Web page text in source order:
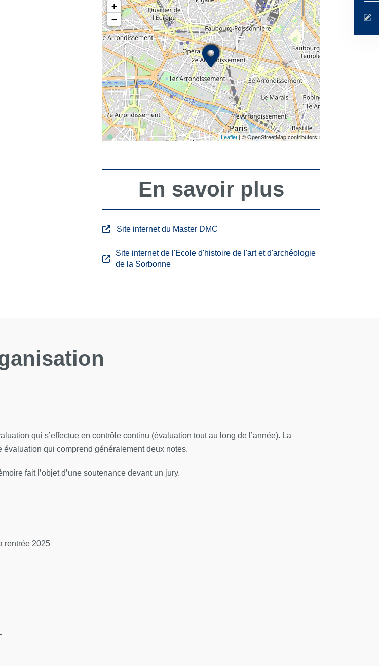
+
−
Leaflet| © OpenStreetMap contributors
En savoir plus
Site internet du Master DMC
Site internet de l'Ecole d'histoire de l'art et d'archéologie
de la Sorbonne
qui s’effectue en contrôle continu (évaluation tout au long de l’année). La
qui comprend généralement deux notes.
fait l’objet d’une soutenance devant un jury.
rentrée 2025